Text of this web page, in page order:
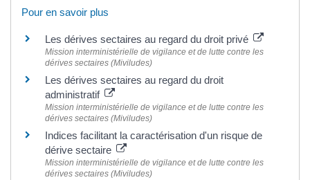
Pour en savoir plus
Les dérives sectaires au regard du droit privé
Mission interministérielle de vigilance et de lutte contre les
dérives sectaires (Miviludes)
Les dérives sectaires au regard du droit
administratif
Mission interministérielle de vigilance et de lutte contre les
dérives sectaires (Miviludes)
Indices facilitant la caractérisation d'un risque de
dérive sectaire
Mission interministérielle de vigilance et de lutte contre les
dérives sectaires (Miviludes)